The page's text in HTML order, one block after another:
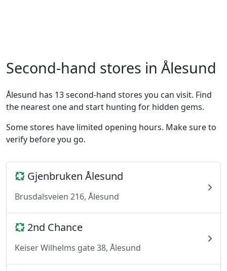
Second-hand stores in Ålesund
Ålesund has 13 second-hand stores you can visit. Find
the nearest one and start hunting for hidden gems.
Some stores have limited opening hours. Make sure to
verify before you go.
Gjenbruken Ålesund
Brusdalsveien 216, Ålesund
2nd Chance
Keiser Wilhelms gate 38, Ålesund